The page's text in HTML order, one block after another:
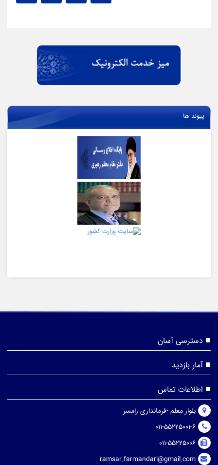
پیوند ها
دسترسی آسان
آمار بازدید
اطلاعات تماس
بلوار معلم -فرمانداری رامسر
011-55225001-6
011-55225006
ramsar.farmandari@gmail.com